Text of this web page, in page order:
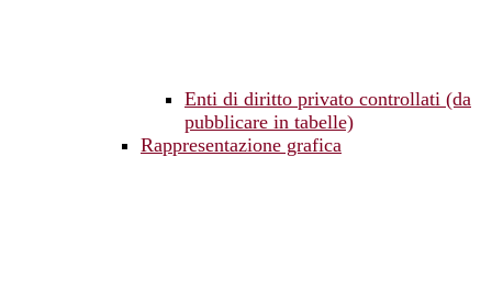
Enti di diritto privato controllati (da
pubblicare in tabelle)
Rappresentazione grafica